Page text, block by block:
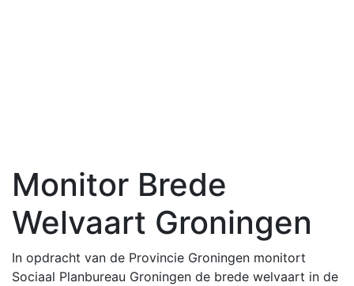
Monitor Brede
Welvaart Groningen
In opdracht van de Provincie Groningen monitort
Sociaal Planbureau Groningen de brede welvaart in de